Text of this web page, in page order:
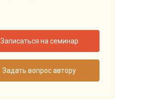
Записаться на семинар
Задать вопрос автору